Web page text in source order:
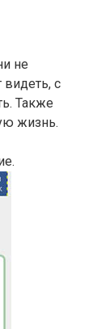
не
с
Также
жизнь.